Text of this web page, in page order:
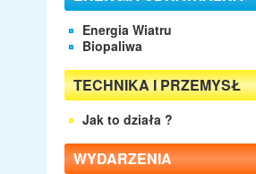
Energia Wiatru
Biopaliwa
TECHNIKA I PRZEMYSŁ
Jak to działa ?
WYDARZENIA